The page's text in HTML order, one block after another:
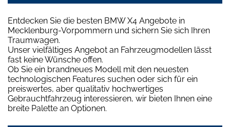
Entdecken Sie die besten BMW X4 Angebote in
Mecklenburg-Vorpommern und sichern Sie sich Ihren
Traumwagen.
Unser vielfältiges Angebot an Fahrzeugmodellen lässt
fast keine Wünsche offen.
Ob Sie ein brandneues Modell mit den neuesten
technologischen Features suchen oder sich für ein
preiswertes, aber qualitativ hochwertiges
Gebrauchtfahrzeug interessieren, wir bieten Ihnen eine
breite Palette an Optionen.